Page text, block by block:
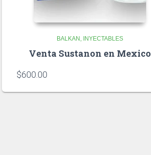
BALKAN INYECTABLES
Venta Sustanon en Mexico
$600.00